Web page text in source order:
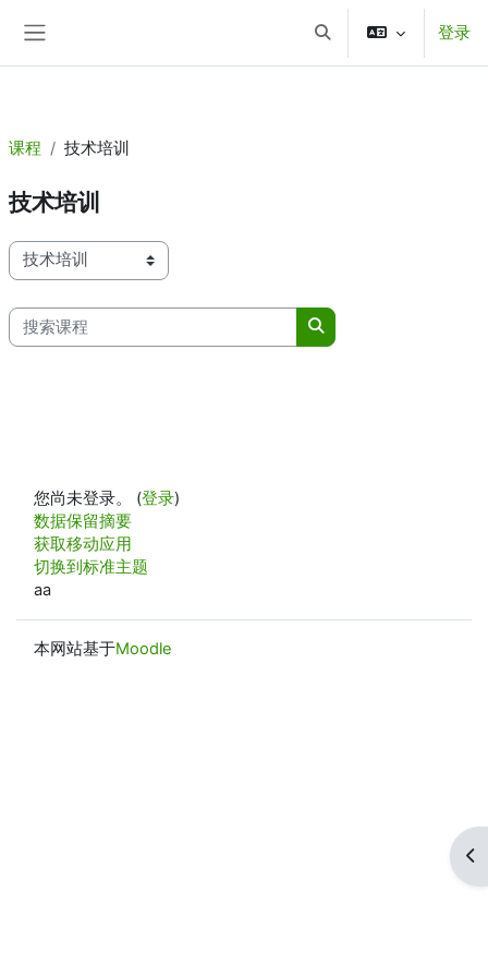
跳到主要内容
切换搜索输入 登录
打
课程 技术培训
技术培训
课程类别
搜索课程
搜索课程
您尚未登录。 (登录)
‎数据保留摘要‎
获取移动应用
切换到标准主题
aa
本网站基于Moodle